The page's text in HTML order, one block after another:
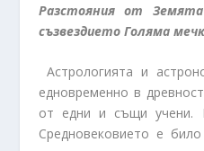
Разстояния от
съзвездието Голяма
Астрологията и
едновременно в
от едни и същи учени.
Средновековието е